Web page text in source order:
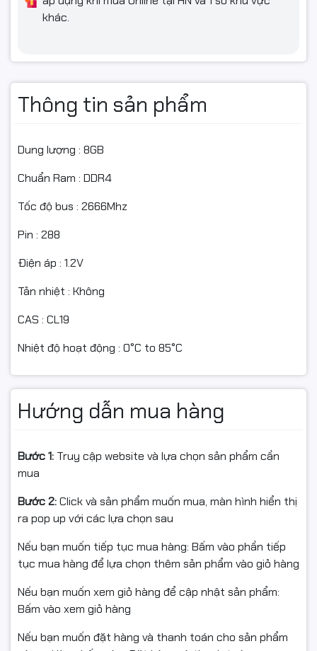
khác.
Thông tin sản phẩm
Dung lượng : 8GB
Chuẩn Ram : DDR4
Tốc độ bus : 2666Mhz
Pin : 288
Điện áp : 1.2V
Tản nhiệt : Không
CAS : CL19
Nhiệt độ hoạt động : 0°C to 85°C
Hướng dẫn mua hàng
Bước 1: Truy cập website và lựa chọn sản phẩm cần
mua
Bước 2:Click và sản phẩm muốn mua, màn hình hiển thị
ra pop up với các lựa chọn sau
Nếu bạn muốn tiếp tục mua hàng: Bấm vào phần tiếp
tục mua hàng để lựa chọn thêm sản phẩm vào giỏ hàng
Nếu bạn muốn xem giỏ hàng để cập nhật sản phẩm:
Bấm vào xem giỏ hàng
Nếu bạn muốn đặt hàng và thanh toán cho sản phẩm